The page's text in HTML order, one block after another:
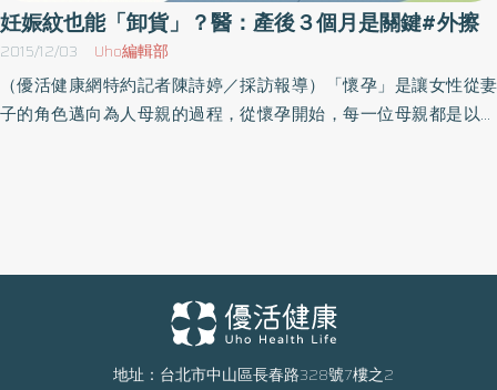
妊娠紋也能「卸貨」？醫：產後３個月是關鍵#外擦
2015/12/03 Uho編輯部
（優活健康網特約記者陳詩婷／採訪報導）「懷孕」是讓女性從妻
子的角色邁向為人母親的過程，從懷孕開始，每一位母親都是以肚
種，但確切發生的原因，目前還沒有明確的定論，就臨床上，可能
會因懷孕期間，肚皮被過度撐大，而導致皮膚結締組織斷裂；或是
體質本身就容易產生妊娠紋，可能是天生皮膚結構上的缺陷，和遺
地址：台北市中山區長春路328號7樓之2